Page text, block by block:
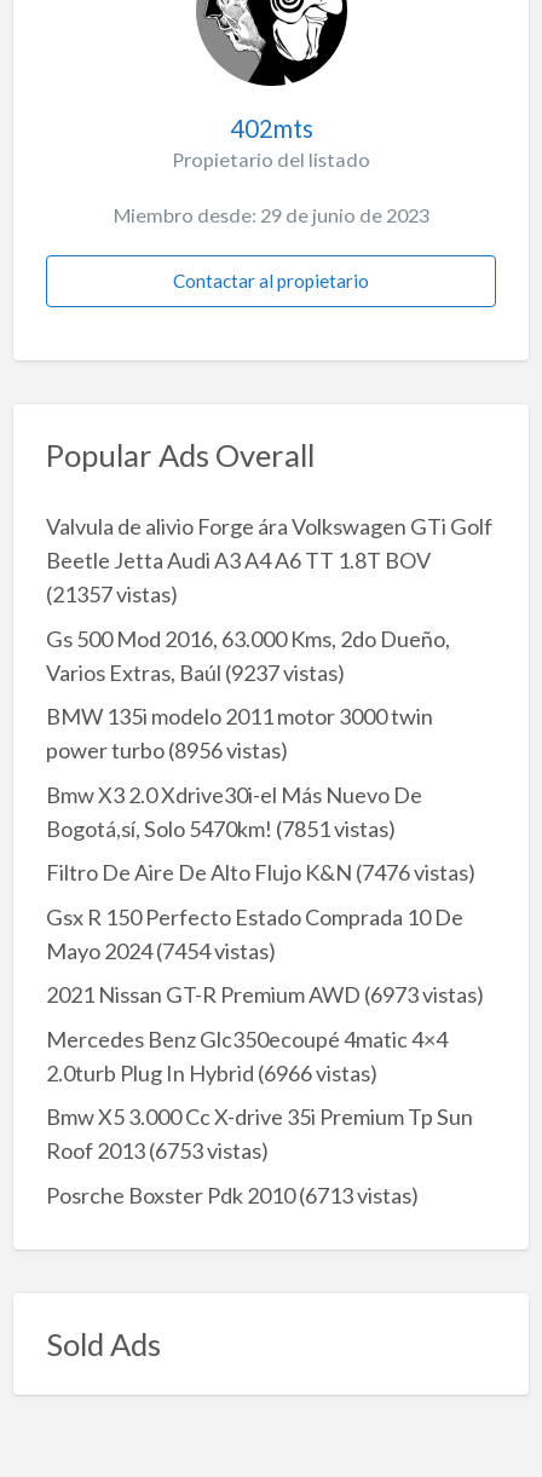
402mts
Propietario del listado
Miembro desde: 29 de junio de 2023
Contactar al propietario
Popular Ads Overall
Valvula de alivio Forge ára Volkswagen GTi Golf
Beetle Jetta Audi A3 A4 A6 TT 1.8T BOV
(21357 vistas)
Gs 500 Mod 2016, 63.000 Kms, 2do Dueño,
Varios Extras, Baúl (9237 vistas)
BMW 135i modelo 2011 motor 3000 twin
power turbo(8956 vistas)
Bmw X3 2.0 Xdrive30i-el Más Nuevo De
Bogotá,sí, Solo 5470km! (7851 vistas)
Filtro De Aire De Alto Flujo K&N (7476 vistas)
Gsx R 150 Perfecto Estado Comprada 10 De
Mayo 2024(7454 vistas)
2021 Nissan GT-R Premium AWD (6973 vistas)
Mercedes Benz Glc350ecoupé 4matic 4×4
2.0turb Plug In Hybrid (6966 vistas)
Bmw X5 3.000 Cc X-drive 35i Premium Tp Sun
Roof 2013(6753 vistas)
Posrche Boxster Pdk 2010(6713 vistas)
Sold Ads